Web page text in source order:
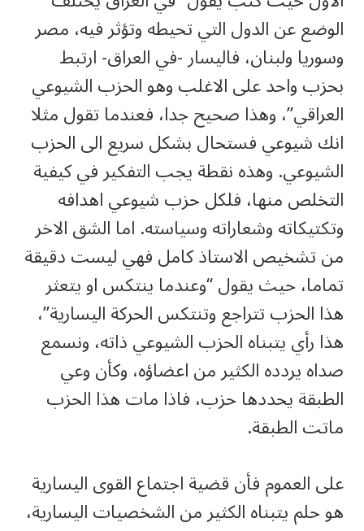
الوضع عن الدول التي تحيطه وتؤثر فيه، مصر
وسوريا ولبنان، فاليسار -في العراق- ارتبط
بحزب واحد على الاغلب وهو الحزب الشيوعي
العراقي”، وهذا صحيح جدا، فعندما تقول مثلا
انك شيوعي فستحال بشكل سريع الى الحزب
الشيوعي. وهذه نقطة يجب التفكير في كيفية
التخلص منها، فلكل حزب شيوعي اهدافه
وتكتيكاته وشعاراته وسياسته. اما الشق الاخر
من تشخيص الاستاذ كامل فهي ليست دقيقة
تماما، حيث يقول “وعندما ينتكس او يتعثر
هذا الحزب تتراجع وتنتكس الحركة اليسارية”،
هذا رأي يتبناه الحزب الشيوعي ذاته، ونسمع
صداه يردده الكثير من اعضاؤه، وكأن وعي
الطبقة يحددها حزب، فاذا مات هذا الحزب
ماتت الطبقة.
على العموم فأن قضية اجتماع القوى اليسارية
هو حلم يتبناه الكثير من الشخصيات اليسارية،